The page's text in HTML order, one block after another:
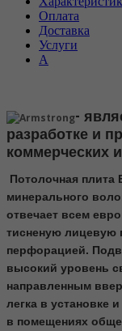
Оплата
Доставка
Услуги
А
-
разработке и
коммерческих
Потолочная плита
минерального
отвечает всем
тисненую лицевую
перфорацией.
высокий уровень
направленным
легка в установке
в помещениях